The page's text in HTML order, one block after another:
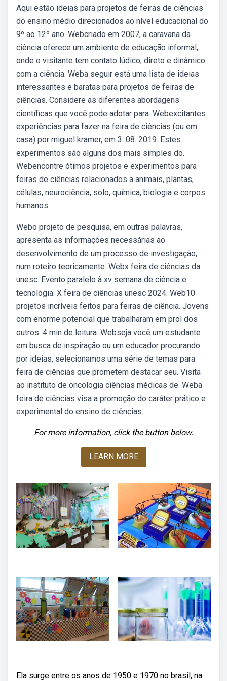
Aqui estão ideias para projetos de feiras de ciências
do ensino médio direcionados ao nível educacional do
9º ao 12º ano. Webcriado em 2007, a caravana da
ciência oferece um ambiente de educação informal,
onde o visitante tem contato lúdico, direto e dinâmico
com a ciência. Weba seguir está uma lista de ideias
interessantes e baratas para projetos de feiras de
ciências. Considere as diferentes abordagens
científicas que você pode adotar para. Webexcitantes
experiências para fazer na feira de ciências (ou em
casa) por miguel kramer, em 3. 08. 2019. Estes
experimentos são alguns dos mais simples do.
Webencontre ótimos projetos e experimentos para
feiras de ciências relacionados a animais, plantas,
células, neurociência, solo, química, biologia e corpos
humanos.
Webo projeto de pesquisa, em outras palavras,
apresenta as informações necessárias ao
desenvolvimento de um processo de investigação,
num roteiro teoricamente. Webx feira de ciências da
unesc. Evento paralelo à xv semana de ciência e
tecnologia. X feira de ciências unesc 2024. Web10
projetos incríveis feitos para feiras de ciência. Jovens
com enorme potencial que trabalharam em prol dos
outros. 4 min de leitura. Webseja você um estudante
em busca de inspiração ou um educador procurando
por ideias, selecionamos uma série de temas para
feira de ciências que prometem destacar seu. Visita
ao instituto de oncologia ciências médicas de. Weba
feira de ciências visa a promoção do caráter prático e
experimental do ensino de ciências.
For more information, click the button below.
LEARN MORE
Ela surge entre os anos de 1950 e 1970 no brasil, na